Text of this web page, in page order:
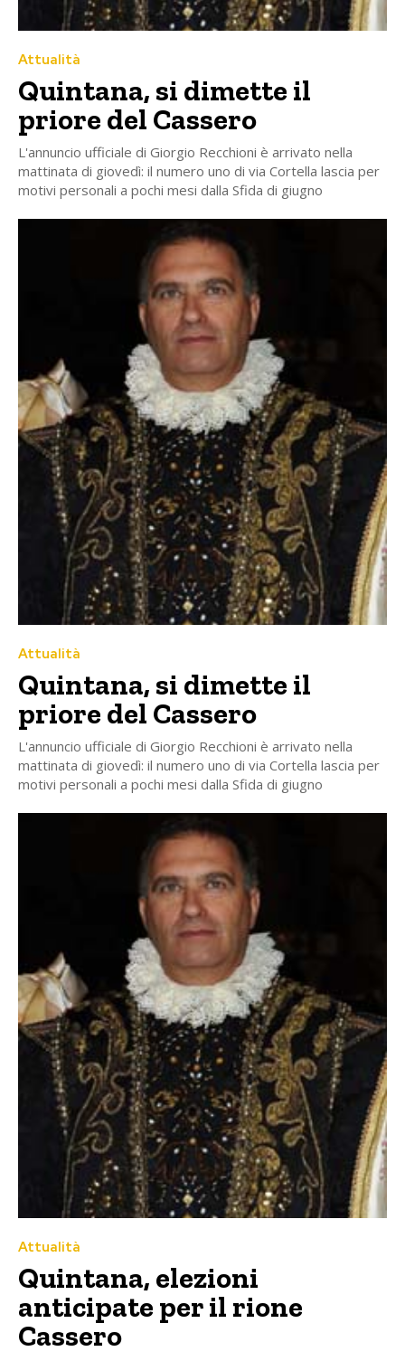
Attualità
Quintana, si dimette il
priore del Cassero
L'annuncio ufficiale di Giorgio Recchioni è arrivato nella
mattinata di giovedì: il numero uno di via Cortella lascia per
motivi personali a pochi mesi dalla Sfida di giugno
Attualità
Quintana, si dimette il
priore del Cassero
L'annuncio ufficiale di Giorgio Recchioni è arrivato nella
mattinata di giovedì: il numero uno di via Cortella lascia per
motivi personali a pochi mesi dalla Sfida di giugno
Attualità
Quintana, elezioni
anticipate per il rione
Cassero